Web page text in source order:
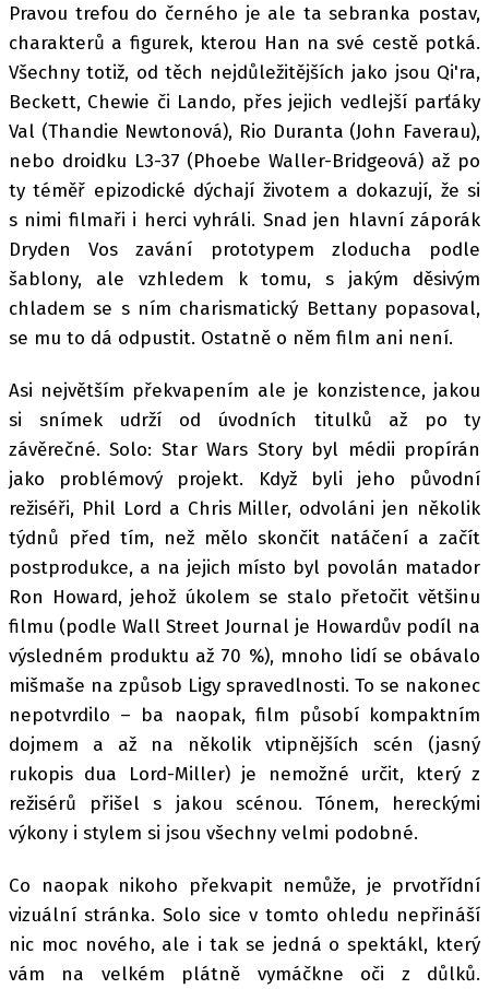
Pravou trefou do černého je ale ta sebranka postav,
charakterů a figurek, kterou Han na své cestě potká.
Všechny totiž, od těch nejdůležitějších jako jsou Qi'ra,
Beckett, Chewie či Lando, přes jejich vedlejší parťáky
Val (Thandie Newtonová), Rio Duranta (John Faverau),
nebo droidku L3-37 (Phoebe Waller-Bridgeová) až po
ty téměř epizodické dýchají životem a dokazují, že si
s nimi filmaři i herci vyhráli. Snad jen hlavní záporák
Dryden Vos zavání prototypem zloducha podle
šablony, ale vzhledem k tomu, s jakým děsivým
chladem se s ním charismatický Bettany popasoval,
se mu to dá odpustit. Ostatně o něm film ani není.
Asi největším překvapením ale je konzistence, jakou
si snímek udrží od úvodních titulků až po ty
závěrečné. Solo: Star Wars Story byl médii propírán
jako problémový projekt. Když byli jeho původní
režiséři, Phil Lord a Chris Miller, odvoláni jen několik
týdnů před tím, než mělo skončit natáčení a začít
postprodukce, a na jejich místo byl povolán matador
Ron Howard, jehož úkolem se stalo přetočit většinu
filmu (podle Wall Street Journal je Howardův podíl na
výsledném produktu až 70 %), mnoho lidí se obávalo
mišmaše na způsob Ligy spravedlnosti. To se nakonec
nepotvrdilo – ba naopak, film působí kompaktním
dojmem a až na několik vtipnějších scén (jasný
rukopis dua Lord-Miller) je nemožné určit, který z
režisérů přišel s jakou scénou. Tónem, hereckými
výkony i stylem si jsou všechny velmi podobné.
Co naopak nikoho překvapit nemůže, je prvotřídní
vizuální stránka. Solo sice v tomto ohledu nepřináší
nic moc nového, ale i tak se jedná o spektákl, který
vám na velkém plátně vymáčkne oči z důlků.